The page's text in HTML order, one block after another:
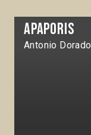
Apaporis
Antonio Dorado